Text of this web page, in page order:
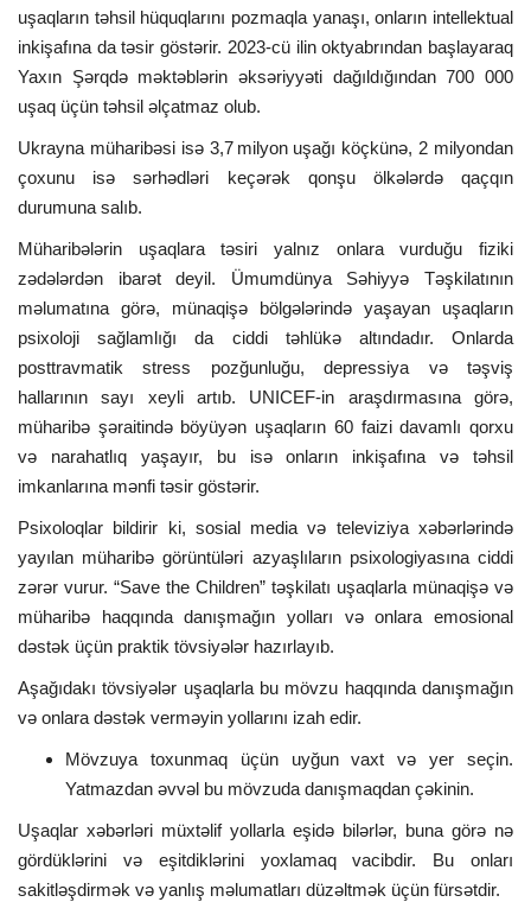
uşaqların təhsil hüquqlarını pozmaqla yanaşı, onların intellektual
inkişafına da təsir göstərir. 2023-cü ilin oktyabrından başlayaraq
Yaxın Şərqdə məktəblərin əksəriyyəti dağıldığından700 000
uşaq üçün təhsil əlçatmaz olub.
Ukrayna müharibəsi isə 3,7 milyon uşağı köçkünə, 2 milyondan
çoxunu isə sərhədləri keçərək qonşu ölkələrdə qaçqın
durumuna salıb.
Müharibələrin uşaqlara təsiri yalnız onlara vurduğu fiziki
zədələrdən ibarət deyil. Ümumdünya Səhiyyə Təşkilatının
məlumatına görə, münaqişə bölgələrində yaşayan uşaqların
psixoloji sağlamlığı da ciddi təhlükə altındadır. Onlarda
posttravmatik stress pozğunluğu, depressiya və təşviş
hallarının sayı xeyli artıb. UNICEF-in araşdırmasına görə,
müharibə şəraitində böyüyən uşaqların 60 faizi davamlı qorxu
və narahatlıq yaşayır, bu isə onların inkişafına və təhsil
imkanlarına mənfi təsir göstərir.
Psixoloqlar bildirir ki, sosial media və televiziya xəbərlərində
yayılan müharibə görüntüləri azyaşlıların psixologiyasına ciddi
zərər vurur. “Save the Children” təşkilatı uşaqlarla münaqişə və
müharibə haqqında danışmağın yolları və onlara emosional
dəstək üçün praktik tövsiyələr hazırlayıb.
Aşağıdakı tövsiyələr uşaqlarla bu mövzu haqqında danışmağın
və onlara dəstək verməyin yollarını izah edir.
Mövzuya toxunmaq üçün uyğun vaxt və yer seçin.
Yatmazdan əvvəl bu mövzuda danışmaqdan çəkinin.
Uşaqlar xəbərləri müxtəlif yollarla eşidə bilərlər, buna görə nə
gördüklərini və eşitdiklərini yoxlamaq vacibdir. Bu onları
sakitləşdirmək və yanlış məlumatları düzəltmək üçün fürsətdir.